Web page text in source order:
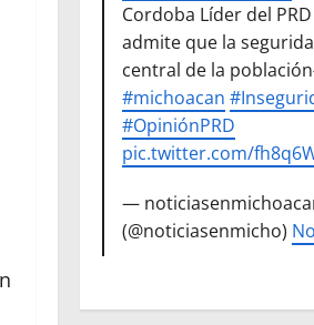
Cordoba Líder del
admite que la
central de la
#michoacan
#OpiniónPRD
pic.twitter.com/
—
(@noticiasenmicho)